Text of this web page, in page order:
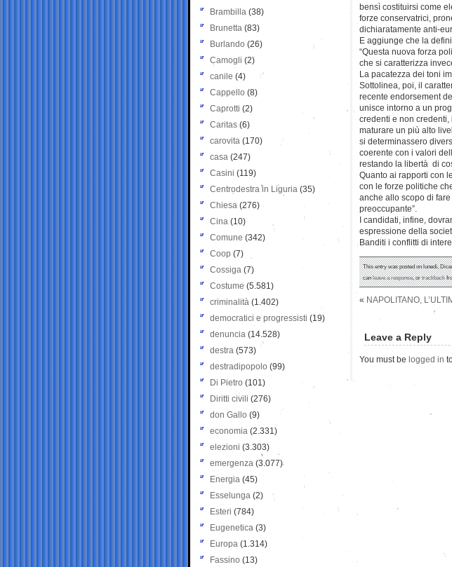
bensì costituirsi come
forze conservatrici,
dichiaratamente anti-
E aggiunge che la
“Questa nuova forza
che si caratterizza
La pacatezza dei toni
Sottolinea, poi, il
recente endorsement
unisce intorno a un
credenti e non
maturare un più alto
si determinassero
coerente con i valori
restando la libertà di
Quanto ai rapporti con
con le forze politiche
anche allo scopo di
preoccupante”.
I candidati, infine,
espressione della
Banditi i conflitti di
This entry was posted on lunedì,
canleave a response, ortrackback
« NAPOLITANO,
Leave a Reply
You must be logged in
Brambilla (38)
Brunetta (83)
Burlando (26)
Camogli (2)
canile (4)
Cappello (8)
Caprotti (2)
Caritas (6)
carovita (170)
casa (247)
Casini (119)
Centrodestra in Liguria (35)
Chiesa (276)
Cina (10)
Comune (342)
Coop (7)
Cossiga (7)
Costume (5.581)
criminalità (1.402)
democratici e progressisti (19)
denuncia (14.528)
destra (573)
destradipopolo (99)
Di Pietro (101)
Diritti civili (276)
don Gallo (9)
economia (2.331)
elezioni (3.303)
emergenza (3.077)
Energia (45)
Esselunga (2)
Esteri (784)
Eugenetica (3)
Europa (1.314)
Fassino (13)